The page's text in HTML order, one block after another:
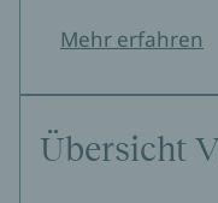
Mehr erfahren
Übersicht